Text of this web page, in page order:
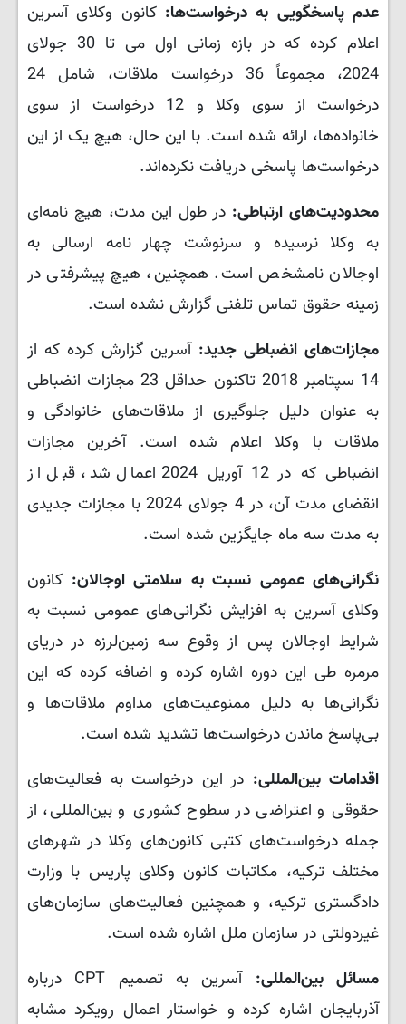
عدم پاسخگویی به درخواست‌ها: کانون وکلای آسرین
اعلام کرده که در بازه زمانی اول می تا 30 جولای
2024، مجموعاً 36 درخواست ملاقات، شامل 24
درخواست از سوی وکلا و 12 درخواست از سوی
خانواده‌ها، ارائه شده است. با این حال، هیچ یک از این
درخواست‌ها پاسخی دریافت نکرده‌اند.
محدودیت‌های ارتباطی: در طول این مدت، هیچ نامه‌ای
به وکلا نرسیده و سرنوشت چهار نامه ارسالی به
اوجالان نامشخص است. همچنین، هیچ پیشرفتی در
زمینه حقوق تماس تلفنی گزارش نشده است.
مجازات‌های انضباطی جدید: آسرین گزارش کرده که از
14 سپتامبر 2018 تاکنون حداقل 23 مجازات انضباطی
به عنوان دلیل جلوگیری از ملاقات‌های خانوادگی و
ملاقات با وکلا اعلام شده است. آخرین مجازات
انضباطی که در 12 آوریل 2024 اعمال شد، قبل از
انقضای مدت آن، در 4 جولای 2024 با مجازات جدیدی
به مدت سه ماه جایگزین شده است.
نگرانی‌های عمومی نسبت به سلامتی اوجالان: کانون
وکلای آسرین به افزایش نگرانی‌های عمومی نسبت به
شرایط اوجالان پس از وقوع سه زمین‌لرزه در دریای
مرمره طی این دوره اشاره کرده و اضافه کرده که این
نگرانی‌ها به دلیل ممنوعیت‌های مداوم ملاقات‌ها و
بی‌پاسخ ماندن درخواست‌ها تشدید شده است.
اقدامات بین‌المللی: در این درخواست به فعالیت‌های
حقوقی و اعتراضی در سطوح کشوری و بین‌المللی، از
جمله درخواست‌های کتبی کانون‌های وکلا در شهرهای
مختلف ترکیه، مکاتبات کانون وکلای پاریس با وزارت
دادگستری ترکیه، و همچنین فعالیت‌های سازمان‌های
غیردولتی در سازمان ملل اشاره شده است.
مسائل بین‌المللی:
آسرین به تصمیم CPT درباره
آذربایجان اشاره کرده و خواستار اعمال رویکرد مشابه